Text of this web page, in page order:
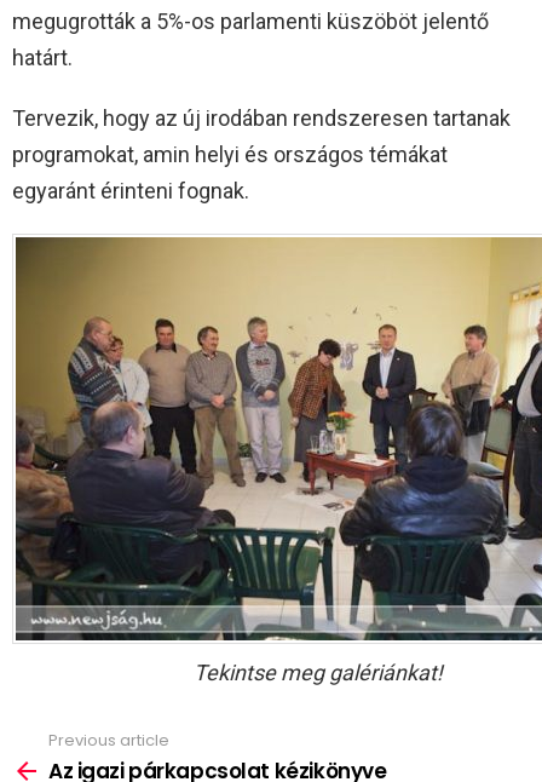
megugrották a 5%-os parlamenti küszöböt jelentő
határt.
Tervezik, hogy az új irodában rendszeresen tartanak
programokat, amin helyi és országos témákat
egyaránt érinteni fognak.
Tekintse meg galériánkat!
more
Previous article
Az igazi párkapcsolat kézikönyve